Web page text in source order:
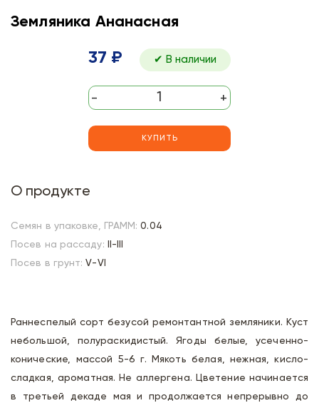
Земляника Ананасная
37 ₽ ✔ В наличии
- +
КУПИТЬ
О продукте
Семян в упаковке, ГРАММ: 0.04
Посев на рассаду:
II-III
Посев в грунт: V-VI
Раннеспелый сорт безусой ремонтантной земляники. Куст
небольшой, полураскидистый. Ягоды белые, усеченно-
конические, массой 5-6 г. Мякоть белая, нежная, кисло-
сладкая, ароматная. Не аллергена. Цветение начинается
в третьей декаде мая и продолжается непрерывно до